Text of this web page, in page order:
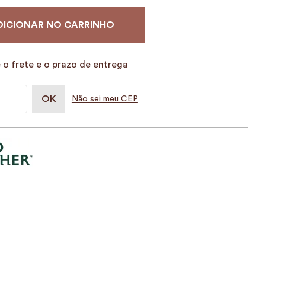
NO CARRINHO
o frete e o prazo de entrega
Não sei meu CEP